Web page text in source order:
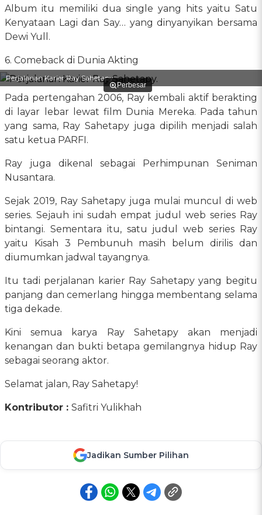
Album itu memiliki dua single yang hits yaitu Satu
Kenyataan Lagi dan Say… yang dinyanyikan bersama
Dewi Yull.
6. Comeback di Dunia Akting
Perbesar
Perjalanan Karier Ray Sahetapy.
Pada pertengahan 2006, Ray kembali aktif berakting
di layar lebar lewat film Dunia Mereka. Pada tahun
yang sama, Ray Sahetapy juga dipilih menjadi salah
satu ketua PARFI.
Ray juga dikenal sebagai Perhimpunan Seniman
Nusantara.
Sejak 2019, Ray Sahetapy juga mulai muncul di web
series. Sejauh ini sudah empat judul web series Ray
bintangi. Sementara itu, satu judul web series Ray
yaitu Kisah 3 Pembunuh masih belum dirilis dan
diumumkan jadwal tayangnya.
Itu tadi perjalanan karier Ray Sahetapy yang begitu
panjang dan cemerlang hingga membentang selama
tiga dekade.
Kini semua karya Ray Sahetapy akan menjadi
kenangan dan bukti betapa gemilangnya hidup Ray
sebagai seorang aktor.
Selamat jalan, Ray Sahetapy!
Kontributor : Safitri Yulikhah
Jadikan Sumber Pilihan